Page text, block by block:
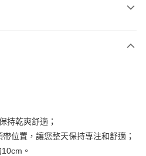
持乾爽舒適；
位置，讓您整天保持專注和舒適；
。